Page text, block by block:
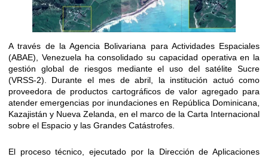
A través de la Agencia Bolivariana para Actividades Espaciales
(ABAE), Venezuela ha consolidado su capacidad operativa en la
gestión global de riesgos mediante el uso del satélite Sucre
(VRSS-2). Durante el mes de abril, la institución actuó como
proveedora de productos cartográficos de valor agregado para
atender emergencias por inundaciones en República Dominicana,
Kazajistán y Nueva Zelanda, en el marco de la Carta Internacional
sobre el Espacio y las Grandes Catástrofes.
El proceso técnico, ejecutado por la Dirección de Aplicaciones